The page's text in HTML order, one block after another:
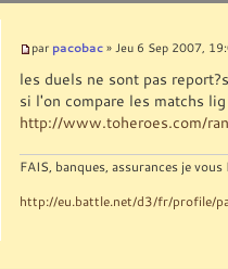
par pacobac » Jeu 6 Sep 2007,
les duels ne sont pas
si l'on compare les matchs
http://www.toheroes.com/
FAIS, banques, assurances je
http://eu.battle.net/d3/fr/profile/